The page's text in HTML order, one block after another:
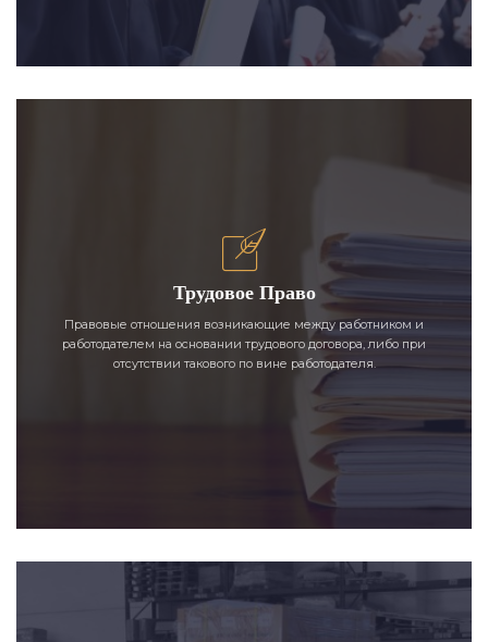
Трудовое Право
Правовые отношения возникающие между работником и
работодателем на основании трудового договора, либо при
отсутствии такового по вине работодателя.